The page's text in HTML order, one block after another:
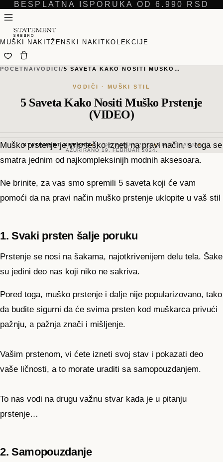
BESPLATNA ISPORUKA OD 6.990 RSD
MUŠKI NAKITŽENSKI NAKIT KOLEKCIJE
POČETNA /VODIČI/5 SAVETA KAKO NOSITI MUŠKO…
VODIČI · MUŠKI STIL
5 Saveta Kako Nositi Muško Prstenje
(VIDEO)
STATEMENT SREBRO 16. DECEMBAR 2023. 3 MIN ČITANJA
AŽURIRANO 19. FEBRUAR 2024.
Muško prstenje je vrlo teško izneti na pravi način, s toga se
smatra jednim od najkompleksinijh modnih aksesoara.
Ne brinite, za vas smo spremili 5 saveta koji će vam
pomoći da na pravi način muško prstenje uklopite u vaš stil
1. Svaki prsten šalje poruku
Prstenje se nosi na šakama, najotkrivenijem delu tela. Šake
su jedini deo nas koji niko ne sakriva.
Pored toga, muško prstenje i dalje nije popularizovano, tako
da budite sigurni da će svima prsten kod muškarca privući
pažnju, a pažnja znači i mišljenje.
Vašim prstenom, vi ćete izneti svoj stav i pokazati deo
vaše ličnosti, a to morate uraditi sa samopouzdanjem.
To nas vodi na drugu važnu stvar kada je u pitanju
prstenje…
2. Samopouzdanje